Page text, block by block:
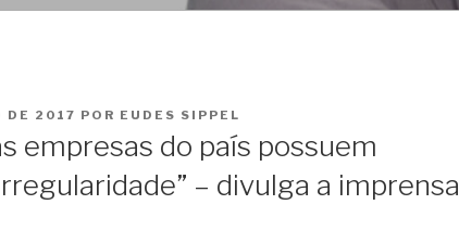
DE 2017 POR EUDES SIPPEL
empresas do país possuem
– divulga a imprensa